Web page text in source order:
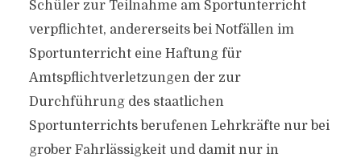
Schüler zur Teilnahme am Sportunterricht
verpflichtet, andererseits bei Notfällen im
Sportunterricht eine Haftung für
Amtspflichtverletzungen der zur
Durchführung des staatlichen
Sportunterrichts berufenen Lehrkräfte nur bei
grober Fahrlässigkeit und damit nur in